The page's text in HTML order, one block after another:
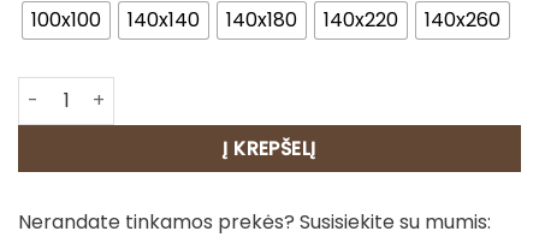
100x100 140x140 140x180 140x220 140x260
produkto kiekis: Staltiesė - Aguona
Į KREPŠELĮ
Nerandate tinkamos prekės? Susisiekite su mumis: